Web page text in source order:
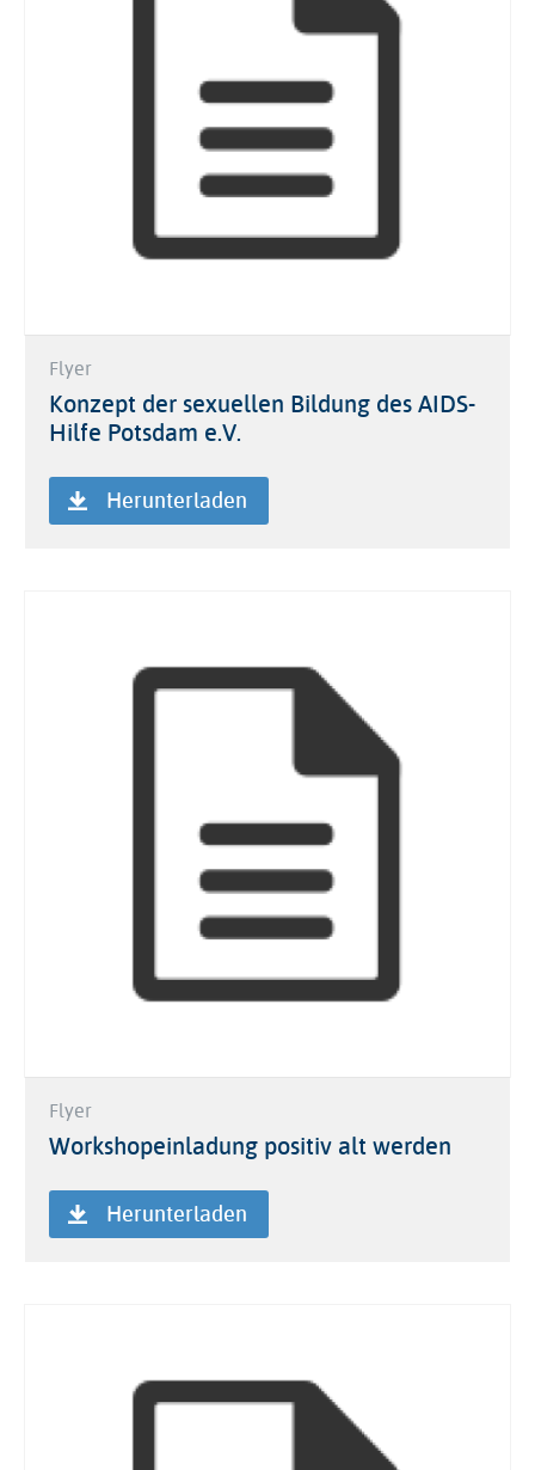
Flyer
Konzept der sexuellen Bildung des AIDS-
Hilfe Potsdam e.V.
Herunterladen
Flyer
Workshopeinladung positiv alt werden
Herunterladen